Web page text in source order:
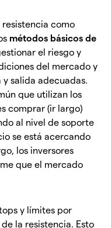
resistencia como
métodos básicos de
el riesgo y
del mercado y
salida adecuadas.
que utilizan los
comprar (ir largo)
al nivel de soporte
se está acercando
los inversores
que el mercado
y límites por
la resistencia. Esto